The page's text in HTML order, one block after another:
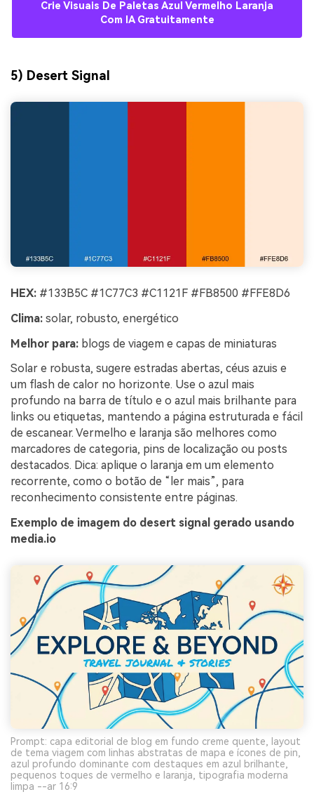
Crie Visuais De Paletas Azul Vermelho Laranja
Com IA Gratuitamente
5) Desert Signal
HEX: #133B5C #1C77C3 #C1121F #FB8500 #FFE8D6
Clima: solar, robusto, energético
Melhor para: blogs de viagem e capas de miniaturas
Solar e robusta, sugere estradas abertas, céus azuis e
um flash de calor no horizonte. Use o azul mais
profundo na barra de título e o azul mais brilhante para
links ou etiquetas, mantendo a página estruturada e fácil
de escanear. Vermelho e laranja são melhores como
marcadores de categoria, pins de localização ou posts
destacados. Dica: aplique o laranja em um elemento
recorrente, como o botão de “ler mais”, para
reconhecimento consistente entre páginas.
Exemplo de imagem do desert signal gerado usando
media.io
Prompt: capa editorial de blog em fundo creme quente, layout
de tema viagem com linhas abstratas de mapa e ícones de pin,
azul profundo dominante com destaques em azul brilhante,
pequenos toques de vermelho e laranja, tipografia moderna
limpa --ar 16:9